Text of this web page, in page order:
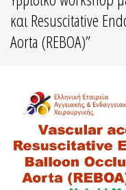
και Resuscitative
Aorta (REBOA)”